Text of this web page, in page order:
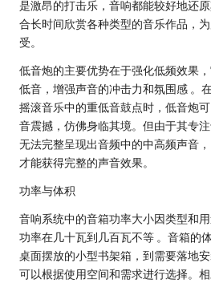
是激昂的打击乐，音响都能较好地还
合长时间欣赏各种类型的音乐作品，
受。
低音炮的主要优势在于强化低频效果
低音，增强声音的冲击力和氛围感 。
摇滚音乐中的重低音鼓点时，低音炮
音震撼，仿佛身临其境。但由于其专
无法完整呈现出音频中的中高频声音
才能获得完整的声音效果。
功率与体积
音响系统中的音箱功率大小因类型和
功率在几十瓦到几百瓦不等 。音箱的
桌面摆放的小型书架箱，到需要落地
可以根据使用空间和需求进行选择。